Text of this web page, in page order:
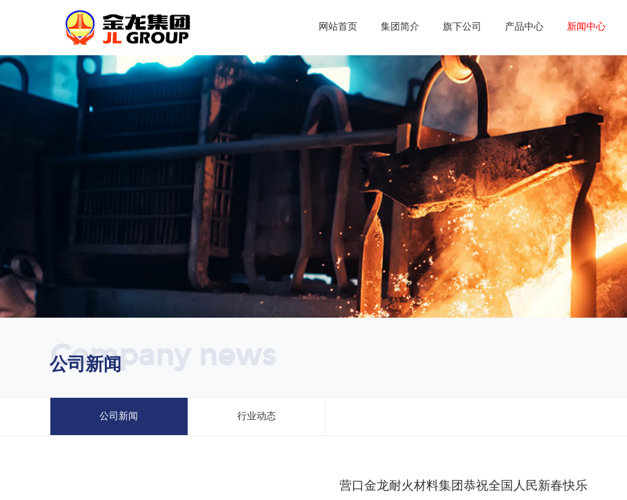
网站首页 集团简介 旗下公司 产品中心 新闻中心
Company news
公司新闻
公司新闻 行业动态
营口金龙耐火材料集团恭祝全国人民新春快乐